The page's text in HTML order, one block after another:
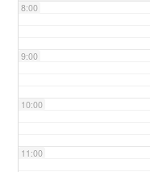
8:00
9:00
10:00
11:00